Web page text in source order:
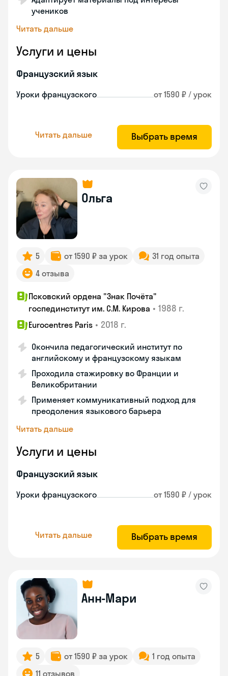
учеников
Читать дальше
Услуги и цены
Французский язык
Уроки французского от 1590 ₽ / урок
Читать дальше Выбрать время
Ольга
5 от 1590 ₽ за урок
31 год опыта
4 отзыва
Псковский ордена "Знак Почёта"
госпединститут им. С.М. Кирова • 1988 г.
Eurocentres Paris • 2018 г.
Окончила педагогический институт по
английскому и французскому языкам
Проходила стажировку во Франции и
Великобритании
Применяет коммуникативный подход для
преодоления языкового барьера
Читать дальше
Услуги и цены
Французский язык
Уроки французского от 1590 ₽ / урок
Читать дальше Выбрать время
Анн-Мари
5 от 1590 ₽ за урок
1 год опыта
11 отзывов